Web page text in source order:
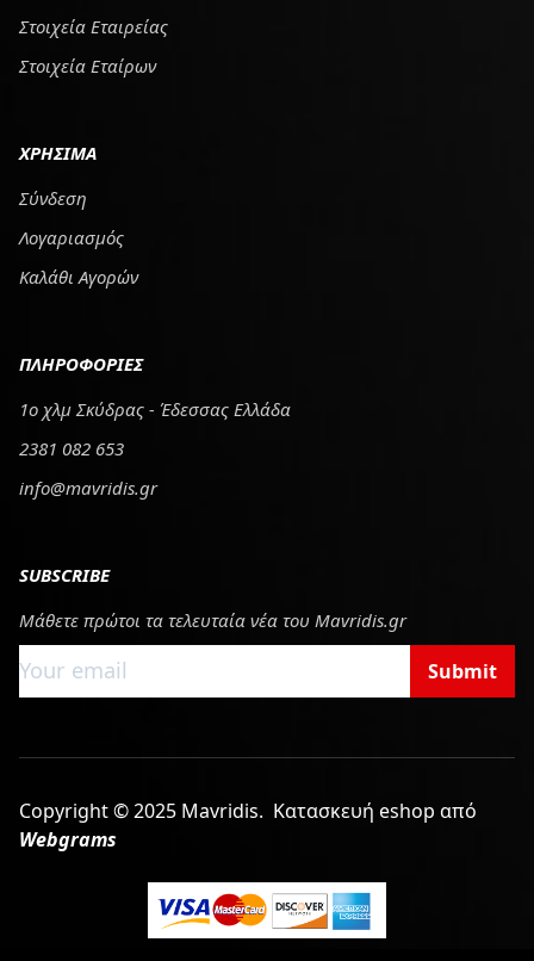
Στοιχεία Εταιρείας
Στοιχεία Εταίρων
ΧΡΗΣΙΜΑ
Σύνδεση
Λογαριασμός
Καλάθι Αγορών
ΠΛΗΡΟΦΟΡΙΕΣ
1ο χλμ Σκύδρας - Έδεσσας Ελλάδα
2381 082 653
info@mavridis.gr
SUBSCRIBE
Μάθετε πρώτοι τα τελευταία νέα του Mavridis.gr
Submit
Copyright © 2025 Mavridis. Κατασκευή eshop από
Webgrams